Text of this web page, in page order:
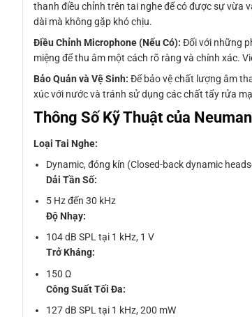
thanh điều chỉnh trên tai nghe để có được sự vừa
dài mà không gặp khó chịu.
Điều Chỉnh Microphone (Nếu Có): Đối với những
miệng để thu âm một cách rõ ràng và chính xác.
Bảo Quản và Vệ Sinh: Để bảo vệ chất lượng âm
xúc với nước và tránh sử dụng các chất tẩy rửa
Thông Số Kỹ Thuật của
Loại Tai Nghe:
Dynamic, đóng kín (Closed-back dynamic
Dải Tần Số:
5 Hz đến 30 kHz
Độ Nhạy:
104 dB SPL tại 1 kHz, 1 V
Trở Kháng:
150 Ω
Công Suất Tối Đa:
127 dB SPL tại 1 kHz, 200 mW